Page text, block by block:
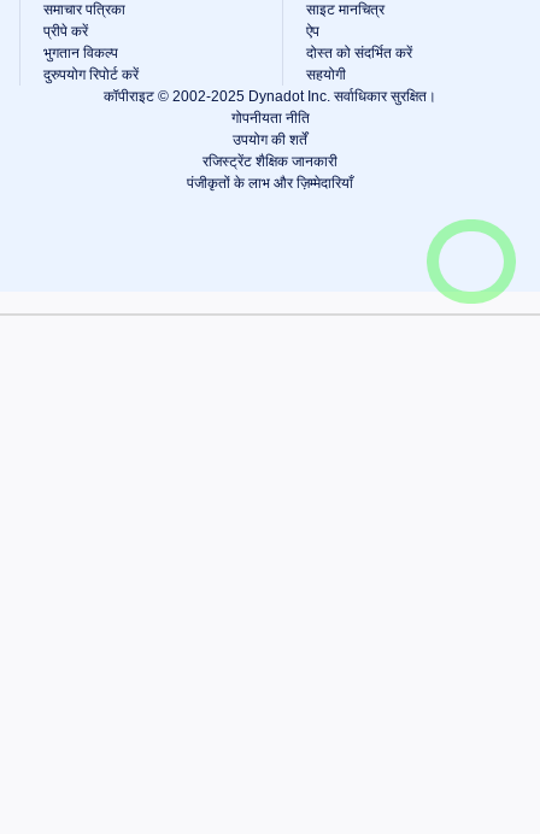
गाड़ी देखें
समाचार पत्रिका
प्रीपे करें
भुगतान विकल्प
दुरुपयोग रिपोर्ट करें
साइट मानचित्र
ऐप
दोस्त को संदर्भित करें
सहयोगी
कॉपीराइट © 2002-2025 Dynadot Inc. सर्वाधिकार सुरक्षित।
गोपनीयता नीति
उपयोग की शर्तें
रजिस्ट्रेंट शैक्षिक जानकारी
पंजीकृतों के लाभ और ज़िम्मेदारियाँ